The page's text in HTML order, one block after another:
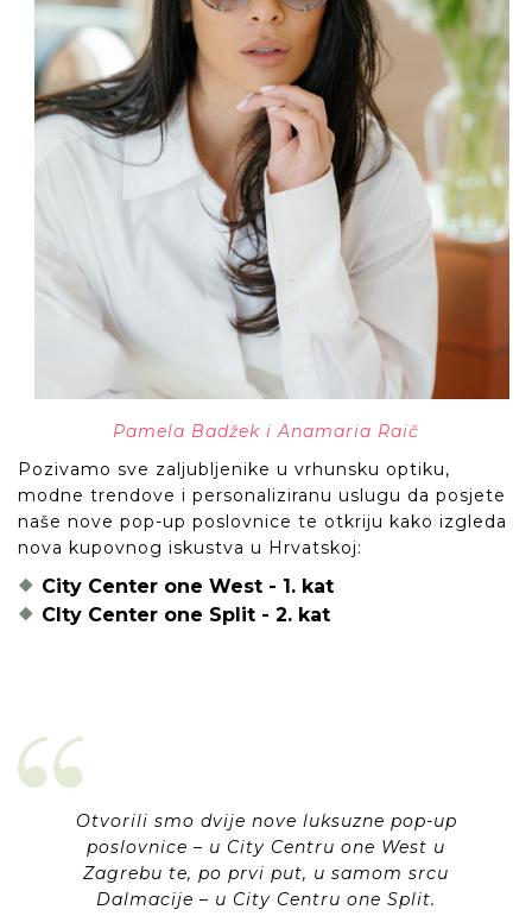
Pamela Badžek i Anamaria Raič
Pozivamo sve zaljubljenike u vrhunsku optiku,
modne trendove i personaliziranu uslugu da posjete
naše nove pop-up poslovnice te otkriju kako izgleda
nova kupovnog iskustva u Hrvatskoj:
City Center one West - 1. kat
CIty Center one Split - 2. kat
Otvorili smo dvije nove luksuzne pop-up
poslovnice – u City Centru one West u
Zagrebu te, po prvi put, u samom srcu
Dalmacije – u City Centru one Split.